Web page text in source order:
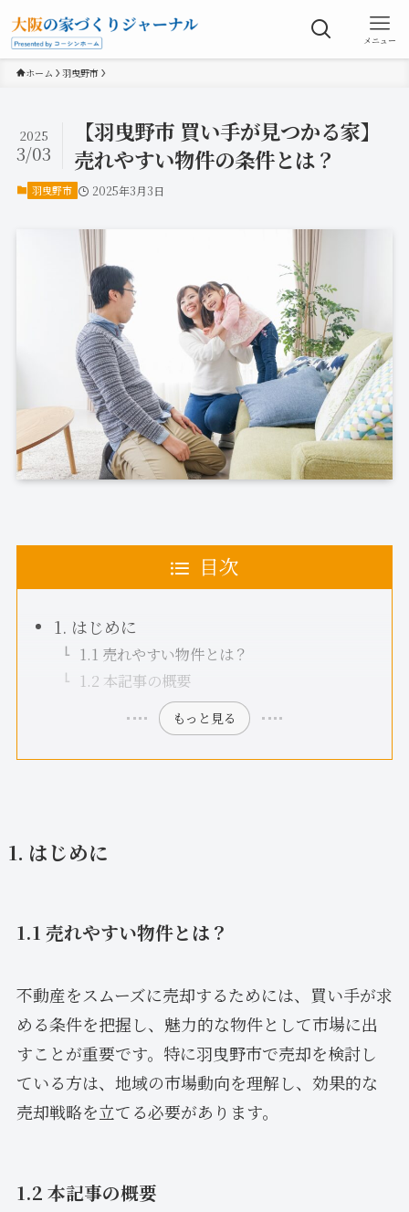
メニュー
ホーム 羽曳野市
【羽曳野市 買い手が見つかる家】
売れやすい物件の条件とは？
2025
3/03
羽曳野市 2025年3月3日
目次
1. はじめに
1.1 売れやすい物件とは？
1.2 本記事の概要
もっと見る
1. はじめに
1.1 売れやすい物件とは？
不動産をスムーズに売却するためには、買い手が求
める条件を把握し、魅力的な物件として市場に出
すことが重要です。特に羽曳野市で売却を検討し
ている方は、地域の市場動向を理解し、効果的な
売却戦略を立てる必要があります。
1.2 本記事の概要